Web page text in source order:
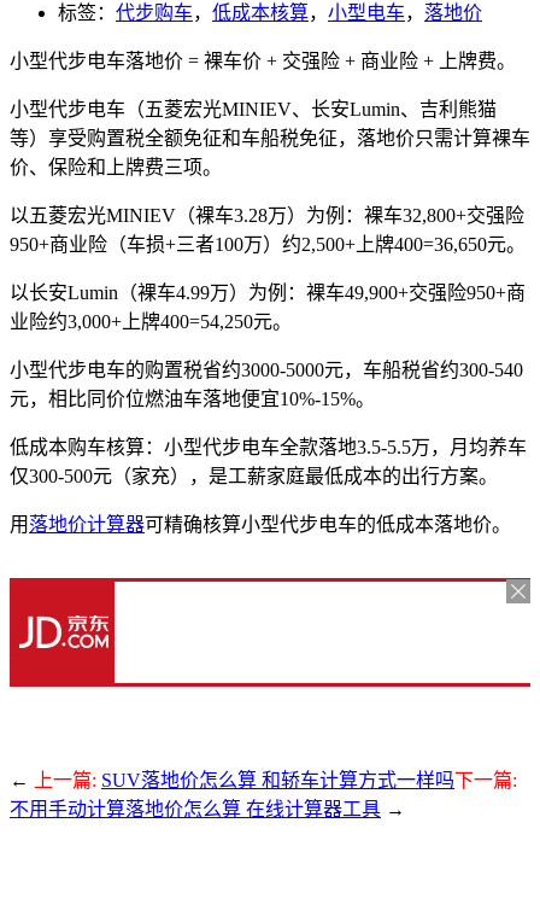
标签： 代步购车， 低成本核算， 小型电车， 落地价
小型代步电车落地价 = 裸车价 + 交强险 + 商业险 + 上牌费。
小型代步电车（五菱宏光MINIEV、长安Lumin、吉利熊猫
等）享受购置税全额免征和车船税免征，落地价只需计算裸车
价、保险和上牌费三项。
以五菱宏光MINIEV（裸车3.28万）为例：裸车32,800+交强险
950+商业险（车损+三者100万）约2,500+上牌400=36,650元。
以长安Lumin（裸车4.99万）为例：裸车49,900+交强险950+商
业险约3,000+上牌400=54,250元。
小型代步电车的购置税省约3000-5000元，车船税省约300-540
元，相比同价位燃油车落地便宜10%-15%。
低成本购车核算：小型代步电车全款落地3.5-5.5万，月均养车
仅300-500元（家充），是工薪家庭最低成本的出行方案。
用 落地价计算器可精确核算小型代步电车的低成本落地价。
← 上一篇: SUV落地价怎么算 和轿车计算方式一样吗下一篇:
不用手动计算落地价怎么算 在线计算器工具 →